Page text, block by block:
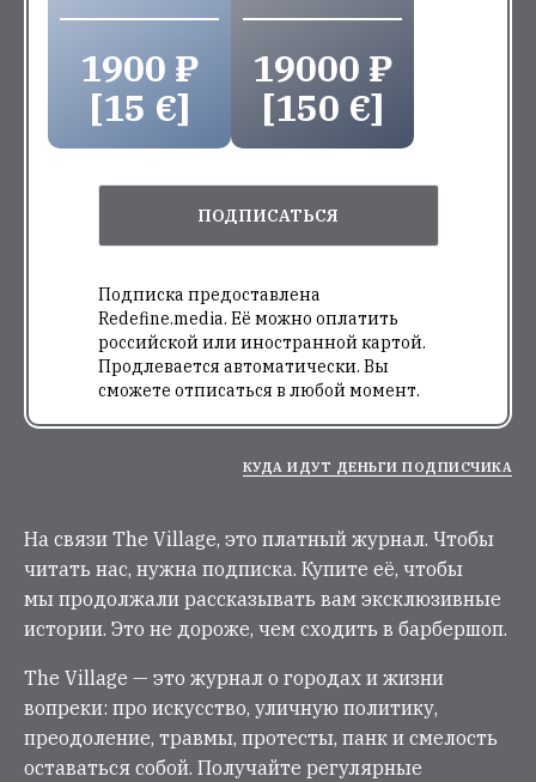
1900 ₽
[15 €]
19000 ₽
[150 €]
ПОДПИСАТЬСЯ
Подписка предоставлена
Redefine.media. Её можно оплатить
российской или иностранной картой.
Продлевается автоматически. Вы
сможете отписаться в любой момент.
КУДА ИДУТ ДЕНЬГИ ПОДПИСЧИКА
На связи The Village, это платный журнал. Чтобы
читать нас, нужна подписка. Купите её, чтобы
мы продолжали рассказывать вам эксклюзивные
истории. Это не дороже, чем сходить в барбершоп.
The Village — это журнал о городах и жизни
вопреки: про искусство, уличную политику,
преодоление, травмы, протесты, панк и смелость
оставаться собой. Получайте регулярные